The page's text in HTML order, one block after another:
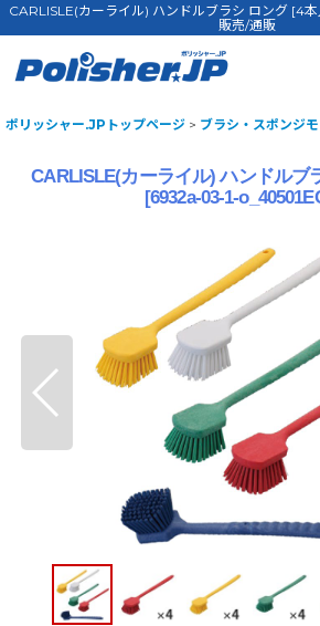
CARLISLE(カーライル) ハンドルブラシ ロング [4
販売/通販
ポリッシャー.JPトップページ > ブラシ・スポンジ
CARLISLE(カーライル) ハンドルブ
[6932a-03-1-